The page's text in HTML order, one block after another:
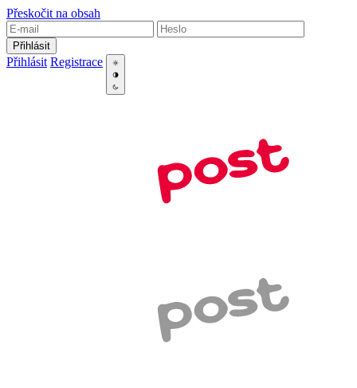
Přeskočit na obsah
Přihlásit
Přihlásit Registrace